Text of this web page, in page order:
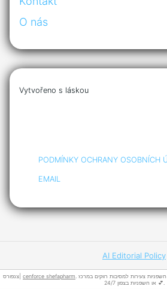
O nás
Vytvořeno s láskou
PODMÍNKY OCHRANY OSOBNÍCH
EMAIL
AI Editorial Policy
cenforce shefapharm צעירות למסיבות רווקים במרכז
או חשפניות בצפון 24/7 💕.